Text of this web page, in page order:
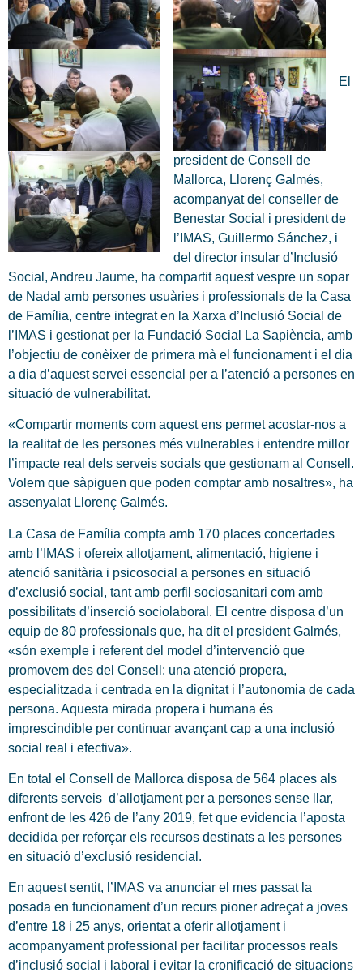
El
president de Consell de
Mallorca, Llorenç Galmés,
acompanyat del conseller de
Benestar Social i president de
l’IMAS, Guillermo Sánchez, i
del director insular d’Inclusió
Social, Andreu Jaume, ha compartit aquest vespre un sopar
de Nadal amb persones usuàries i professionals de la Casa
de Família, centre integrat en la Xarxa d’Inclusió Social de
l’IMAS i gestionat per la Fundació Social La Sapiència, amb
l’objectiu de conèixer de primera mà el funcionament i el dia
a dia d’aquest servei essencial per a l’atenció a persones en
situació de vulnerabilitat.
«Compartir moments com aquest ens permet acostar-nos a
la realitat de les persones més vulnerables i entendre millor
l’impacte real dels serveis socials que gestionam al Consell.
Volem que sàpiguen que poden comptar amb nosaltres», ha
assenyalat Llorenç Galmés.
La Casa de Família compta amb 170 places concertades
amb l’IMAS i ofereix allotjament, alimentació, higiene i
atenció sanitària i psicosocial a persones en situació
d’exclusió social, tant amb perfil sociosanitari com amb
possibilitats d’inserció sociolaboral. El centre disposa d’un
equip de 80 professionals que, ha dit el president Galmés,
«són exemple i referent del model d’intervenció que
promovem des del Consell: una atenció propera,
especialitzada i centrada en la dignitat i l’autonomia de cada
persona. Aquesta mirada propera i humana és
imprescindible per continuar avançant cap a una inclusió
social real i efectiva».
En total el Consell de Mallorca disposa de 564 places als
diferents serveis d’allotjament per a persones sense llar,
enfront de les 426 de l’any 2019, fet que evidencia l’aposta
decidida per reforçar els recursos destinats a les persones
en situació d’exclusió residencial.
En aquest sentit, l’IMAS va anunciar el mes passat la
posada en funcionament d’un recurs pioner adreçat a joves
d’entre 18 i 25 anys, orientat a oferir allotjament i
acompanyament professional per facilitar processos reals
d’inclusió social i laboral i evitar la cronificació de situacions